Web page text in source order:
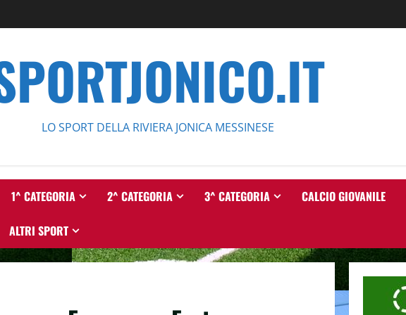
LO SPORT DELLA RIVIERA JONICA MESSINESE
1^ CATEGORIA 2^ CATEGORIA 3^ CATEGORIA CALCIO GIOVANILE
ALTRI SPORT